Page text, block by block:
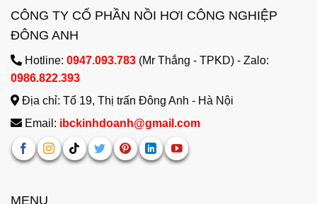
CÔNG TY CỔ PHẦN NỒI HƠI CÔNG NGHIỆP
ĐÔNG ANH
Hotline: 0947.093.783 (Mr Thắng - TPKD) - Zalo:
0986.822.393
Địa chỉ: Tổ 19, Thị trấn Đông Anh - Hà Nội
Email: ibckinhdoanh@gmail.com
MENU